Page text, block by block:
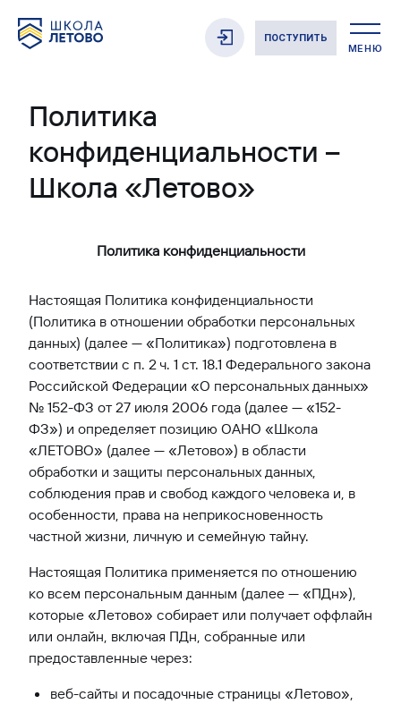
ПОСТУПИТЬ
МЕНЮ
Политика
конфиденциальности –
Школа «Летово»
Политика конфиденциальности
Настоящая Политика конфиденциальности
(Политика в отношении обработки персональных
данных) (далее — «Политика») подготовлена в
соответствии с п. 2 ч. 1 ст. 18.1 Федерального закона
Российской Федерации «О персональных данных»
№ 152-ФЗ от 27 июля 2006 года (далее — «152-
ФЗ») и определяет позицию ОАНО «Школа
«ЛЕТОВО» (далее — «Летово») в области
обработки и защиты персональных данных,
соблюдения прав и свобод каждого человека и, в
особенности, права на неприкосновенность
частной жизни, личную и семейную тайну.
Настоящая Политика применяется по отношению
ко всем персональным данным (далее — «ПДн»),
которые «Летово» собирает или получает оффлайн
или онлайн, включая ПДн, собранные или
предоставленные через:
веб-сайты и посадочные страницы «Летово»,